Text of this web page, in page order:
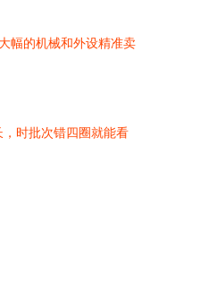
幅的机械和外设精准卖
时批次错四圈就能看